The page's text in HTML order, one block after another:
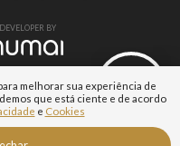
DEVELOPER BY
melhorar sua experiência de
que está ciente e de acordo
e Cookies